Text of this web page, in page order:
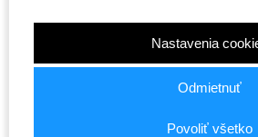
15,99 € 15,99 €
S
Nastavenia
Odmietnuť
Povoliť všetko